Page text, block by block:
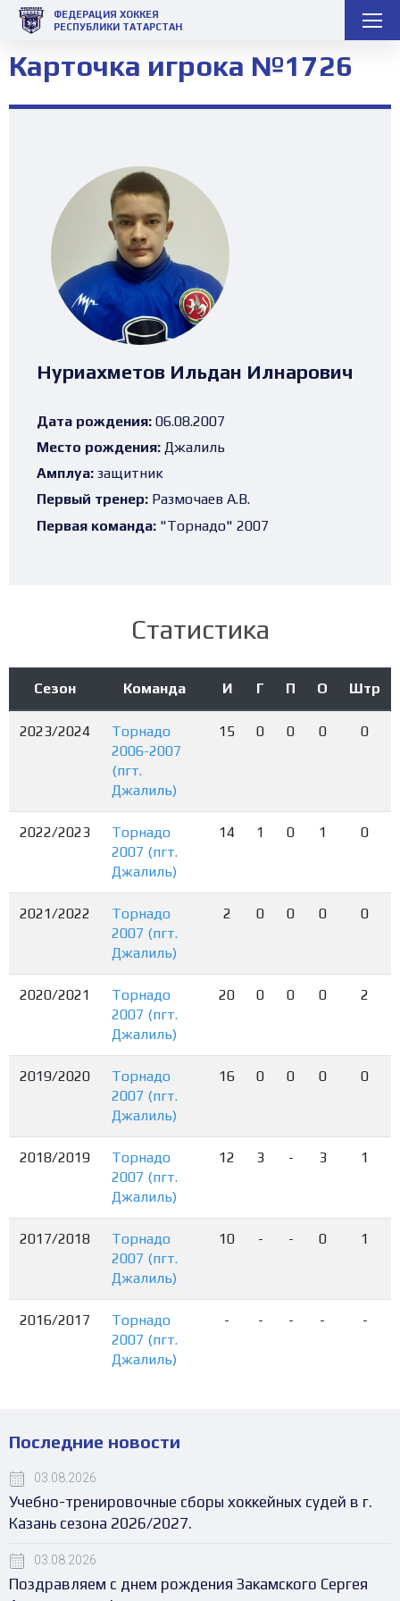
ФЕДЕРАЦИЯ ХОККЕЯ
РЕСПУБЛИКИ ТАТАРСТАН
Карточка игрока №1726
Нуриахметов Ильдан Илнарович
Дата рождения: 06.08.2007
Место рождения: Джалиль
Амплуа: защитник
Первый тренер: Размочаев А.В.
Первая команда: "Торнадо" 2007
Статистика
Сезон Команда И Г П О Штр
2023/2024
Торнадо
2006-2007
(пгт.
Джалиль)
15 0 0 0 0
2022/2023
Торнадо
2007 (пгт.
Джалиль)
14 1 0 1 0
2021/2022
Торнадо
2007 (пгт.
Джалиль)
2 0 0 0 0
2020/2021
Торнадо
2007 (пгт.
Джалиль)
20 0 0 0 2
2019/2020
Торнадо
2007 (пгт.
Джалиль)
16 0 0 0 0
2018/2019
Торнадо
2007 (пгт.
Джалиль)
12 3 - 3 1
2017/2018
Торнадо
2007 (пгт.
Джалиль)
10 - - 0 1
2016/2017
Торнадо
2007 (пгт.
Джалиль)
- - - - -
Последние новости
03.08.2026
Учебно-тренировочные сборы хоккейных судей в г.
Казань сезона 2026/2027.
03.08.2026
Поздравляем с днем рождения Закамского Сергея